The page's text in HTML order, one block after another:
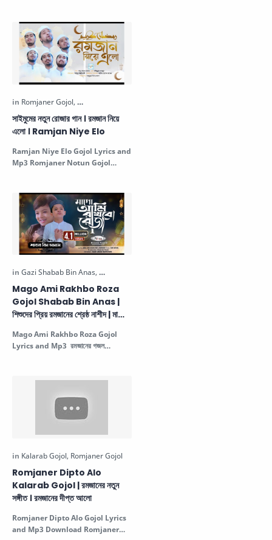
সাইমুমের নতুন রোজার গান । রমজান নিয়ে
এলো । Ramjan Niye Elo
Ramjan Niye Elo Gojol Lyrics and
Mp3 Romjaner Notun Gojol
Mago Ami Rakhbo Roza
Gojol Shabab Bin Anas |
শিশুদের প্রিয় রমজানের শ্রেষ্ঠ নাশীদ | মাগো
Mago Ami Rakhbo Roza Gojol
Lyrics and Mp3 রমজানের গজল
Romjaner Dipto Alo
Kalarab Gojol | রমজানের নতুন
সঙ্গীত । রমজানের দীপ্ত আলো
Romjaner Dipto Alo Gojol Lyrics
and Mp3 Download Romjaner